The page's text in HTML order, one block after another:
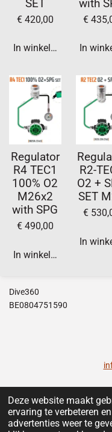
Deze website maakt
ervaring te verbeteren
advertenties weer te
SET
€ 420,00
In winkelwagen
with
€
In
Regulator
R4 TEC1
100% O2
M26x2
with SPG
€ 490,00
In winkelwagen
R2-
O2 +
SET
€
In
Dive360
BE0804751590
F
a